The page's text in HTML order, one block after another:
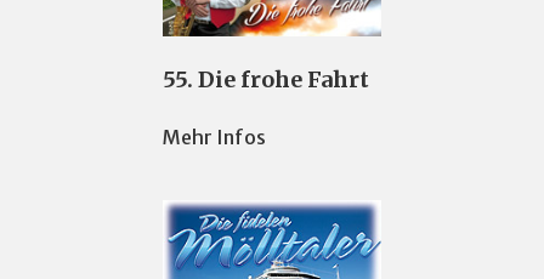
55. Die frohe Fahrt
Mehr Infos